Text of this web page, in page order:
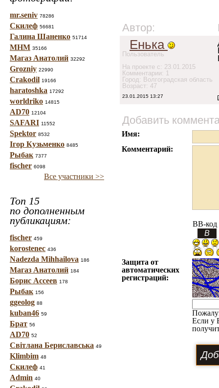
mr.seniv 78286
Скилеф 56681
Галина Шаненко 51714
МНМ 35166
Магаз Анатолий 32292
Grozniy 22990
Crakodil 19166
haratoshka 17292
worldriko 14815
AD70 12104
SAFARI 11552
Spektor 8532
Ігор Кузьменко 8485
Рыбак 7377
fischer 6098
Все участники >>
Топ 15
по дополненным
публикациям:
fischer 459
korostenec 436
Nadezda Mihhailova 186
Магаз Анатолий 184
Борис Ассеев 178
Рыбак 156
ggeolog 88
kuban46 59
Брат 56
AD70 52
Світлана Бериславська 49
Klimbim 48
Скилеф 41
Admin 40
Автор:
Енька
Пользователь
На проекте с: 23.01.2015
Комментарии: 1
Город: Волгоградская область
Возраст: 47
23.01.2015 13:27
Добавить
Имя:
Комментарий:
BB-код
Защита от
автоматических
регистраций:
Если у